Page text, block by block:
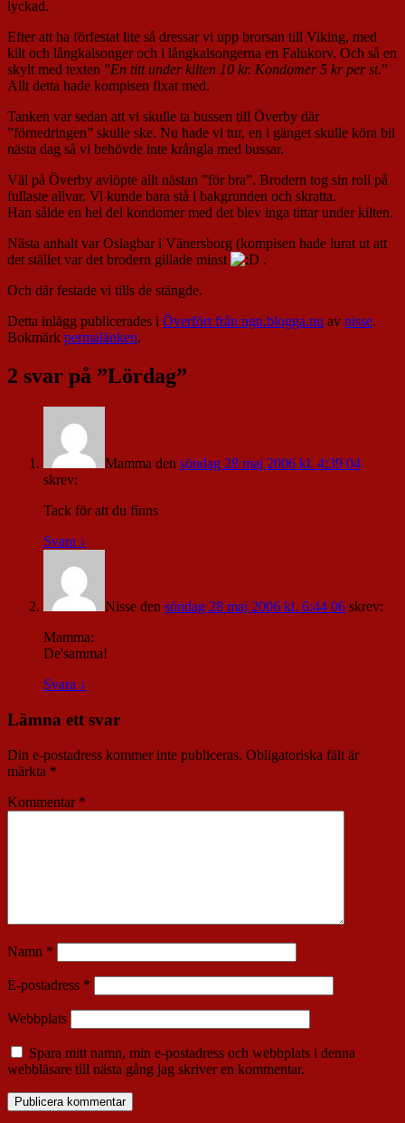
lyckad.
Efter att ha förfestat lite så dressar vi upp brorsan till Viking, med
kilt och långkalsonger och i långkalsongerna en Falukorv. Och så en
skylt med texten ”En titt under kilten 10 kr. Kondomer 5 kr per st.”
Allt detta hade kompisen fixat med.
Tanken var sedan att vi skulle ta bussen till Överby där
”förnedringen” skulle ske. Nu hade vi tur, en i gänget skulle köra bil
nästa dag så vi behövde inte krångla med bussar.
Väl på Överby avlöpte allt nästan ”för bra”. Brodern tog sin roll på
fullaste allvar. Vi kunde bara stå i bakgrunden och skratta.
Han sålde en hel del kondomer med det blev inga tittar under kilten.
Nästa anhalt var Oslagbar i Vänersborg (kompisen hade lurat ut att
det stället var det brodern gillade minst
.
Och där festade vi tills de stängde.
Detta inlägg publicerades i Överfört från ngn.blogga.nu av nisse.
Bokmärk permalänken.
2 svar på ”Lördag”
Mamma den söndag 28 maj 2006 kl. 4:39 04
skrev:
Tack för att du finns
Svara ↓
Nisse den söndag 28 maj 2006 kl. 6:44 06 skrev:
Mamma:
De'samma!
Svara ↓
Lämna ett svar
Din e-postadress kommer inte publiceras. Obligatoriska fält är
märkta *
Kommentar *
Namn *
E-postadress *
Webbplats
Spara mitt namn, min e-postadress och webbplats i denna
webbläsare till nästa gång jag skriver en kommentar.